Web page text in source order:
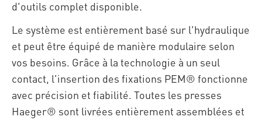
d'outils complet disponible.
Le système est entièrement basé sur l'hydraulique
et peut être équipé de manière modulaire selon
vos besoins. Grâce à la technologie à un seul
contact, l'insertion des fixations PEM® fonctionne
avec précision et fiabilité. Toutes les presses
Haeger® sont livrées entièrement assemblées et